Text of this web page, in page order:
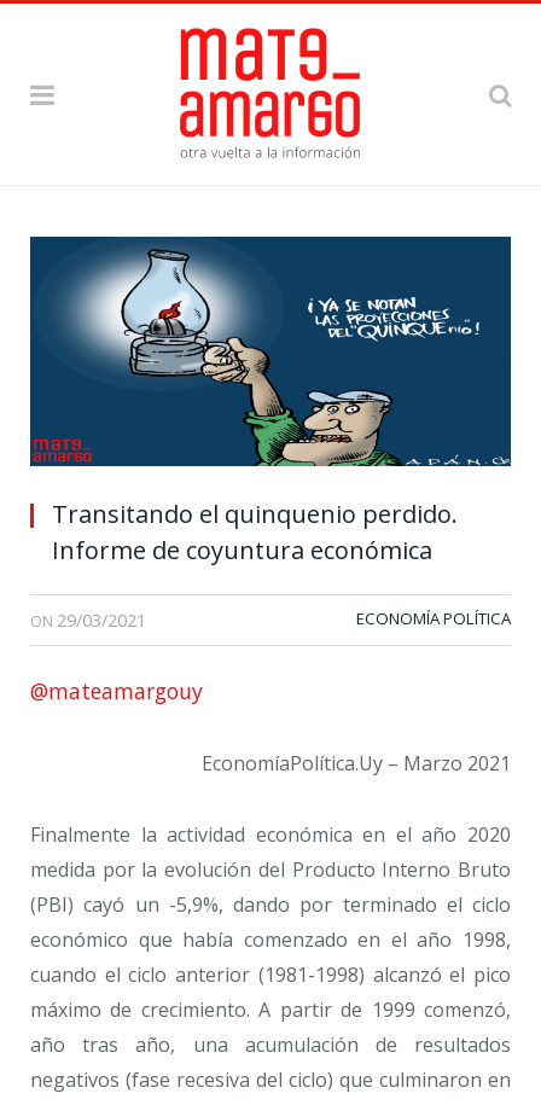
Transitando el quinquenio perdido.
Informe de coyuntura económica
ON 29/03/2021 ECONOMÍA POLÍTICA
@mateamargouy
EconomíaPolítica.Uy – Marzo 2021
Finalmente la actividad económica en el año 2020
medida por la evolución del Producto Interno Bruto
(PBI) cayó un -5,9%, dando por terminado el ciclo
económico que había comenzado en el año 1998,
cuando el ciclo anterior (1981-1998) alcanzó el pico
máximo de crecimiento. A partir de 1999 comenzó,
año tras año, una acumulación de resultados
negativos (fase recesiva del ciclo) que culminaron en